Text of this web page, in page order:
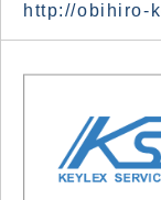
http://obihiro-